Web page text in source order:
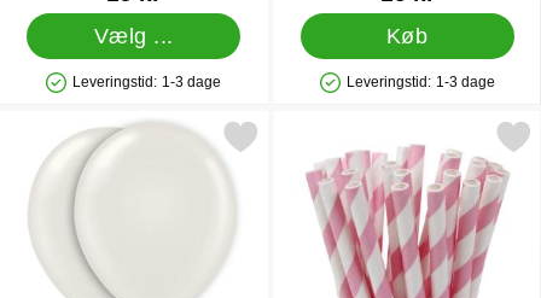
Vælg ...
Produkttilgængelighed: På lager
Leveringstid: 1-3 dage
Køb
Produkttilgængelighed: På lager
Leveringstid: 1-3 dage
Markér balloner Hvide som favoritMarkér papsugerør